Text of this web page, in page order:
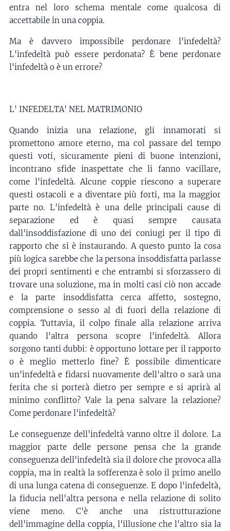
entra nel loro schema mentale come qualcosa di
accettabile in una coppia.
Ma è davvero impossibile perdonare l'infedeltà?
L'infedeltà può essere perdonata? È bene perdonare
l'infedeltà o è un errore?
L' INFEDELTA' NEL MATRIMONIO
Quando inizia una relazione, gli innamorati si
promettono amore eterno, ma col passare del tempo
questi voti, sicuramente pieni di buone intenzioni,
incontrano sfide inaspettate che li fanno vacillare,
come l'infedeltà. Alcune coppie riescono a superare
questi ostacoli e a diventare più forti, ma la maggior
parte no. L'infedeltà è una delle principali cause di
separazione ed è quasi sempre causata
dall'insoddisfazione di uno dei coniugi per il tipo di
rapporto che si è instaurando. A questo punto la cosa
più logica sarebbe che la persona insoddisfatta parlasse
dei propri sentimenti e che entrambi si sforzassero di
trovare una soluzione, ma in molti casi ciò non accade
e la parte insoddisfatta cerca affetto, sostegno,
comprensione o sesso al di fuori della relazione di
coppia. Tuttavia, il colpo finale alla relazione arriva
quando l'altra persona scopre l'infedeltà. Allora
sorgono tanti dubbi: è opportuno lottare per il rapporto
o è meglio metterlo fine? È possibile dimenticare
un'infedeltà e fidarsi nuovamente dell'altro o sarà una
ferita che si porterà dietro per sempre e si aprirà al
minimo conflitto? Vale la pena salvare la relazione?
Come perdonare l'infedeltà?
Le conseguenze dell'infedeltà vanno oltre il dolore. La
maggior parte delle persone pensa che la grande
conseguenza dell'infedeltà sia il dolore che provoca alla
coppia, ma in realtà la sofferenza è solo il primo anello
di una lunga catena di conseguenze. E dopo l'infedeltà,
la fiducia nell'altra persona e nella relazione di solito
viene meno. C'è anche una ristrutturazione
dell'immagine della coppia, l'illusione che l'altro sia la